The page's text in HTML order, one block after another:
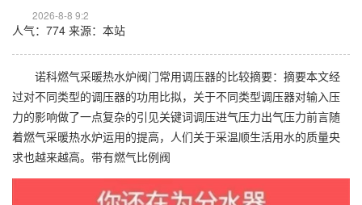
2026-8-8 9:2
人气：774 来源：本站
诺科燃气采暖热水炉阀门常用调压器的比较摘要：摘要本文经
过对不同类型的调压器的功用比拟，关于不同类型调压器对输入压
力的影响做了一点复杂的引见关键词调压进气压力出气压力前言随
着燃气采暖热水炉运用的提高，人们关于采温顺生活用水的质量央
求也越来越高。带有燃气比例阀